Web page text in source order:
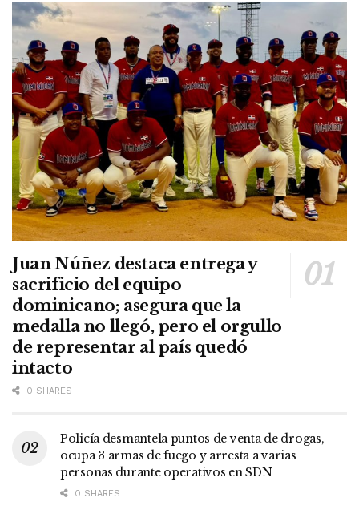
Juan Núñez destaca entrega y
sacrificio del equipo
dominicano; asegura que la
medalla no llegó, pero el orgullo
de representar al país quedó
intacto
0 SHARES
Policía desmantela puntos de venta de drogas,
ocupa 3 armas de fuego y arresta a varias
personas durante operativos en SDN
0 SHARES